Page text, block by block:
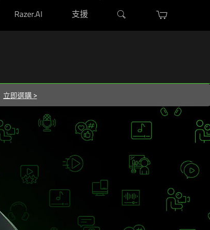
Razer.AI 支援
立即選購 >